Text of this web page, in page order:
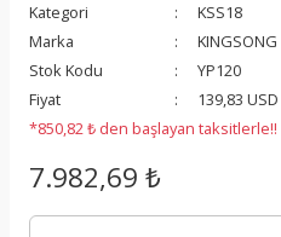
Kategori
KSS18
Marka
KINGSONG
Stok Kodu
YP120
Fiyat
139,83
*850,82 ₺ den başlayan taksitlerle!!
7.982,69 ₺